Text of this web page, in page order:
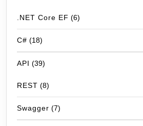
.NET Core EF (6)
C# (18)
API (39)
REST (8)
Swagger (7)